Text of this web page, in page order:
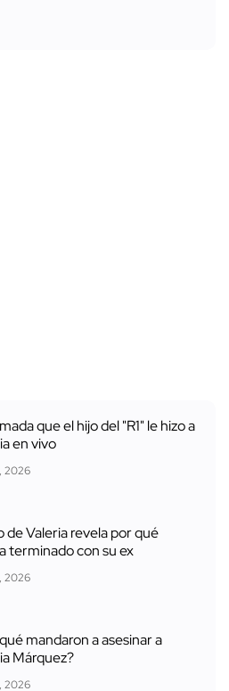
que el hijo del "R1" le hizo a
en vivo
2026
de Valeria revela por qué
terminado con su ex
2026
mandaron a asesinar a
Márquez?
2026